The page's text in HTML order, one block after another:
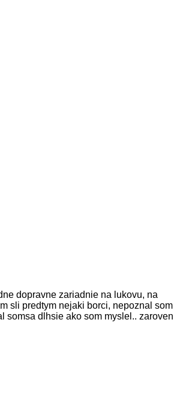
dopravne zariadnie na lukovu, na
sli predtym nejaki borci, nepoznal som
somsa dlhsie ako som myslel.. zaroven